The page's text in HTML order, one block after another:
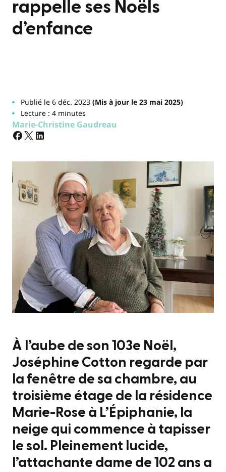
rappelle ses Noëls
d’enfance
Publié le 6 déc. 2023(Mis à jour le 23 mai 2025)
Lecture : 4 minutes
Marie-Christine Gaudreau
À l’aube de son 103e Noël,
Joséphine Cotton regarde par
la fenêtre de sa chambre, au
troisième étage de la résidence
Marie-Rose à L’Épiphanie, la
neige qui commence à tapisser
le sol. Pleinement lucide,
l’attachante dame de 102 ans a